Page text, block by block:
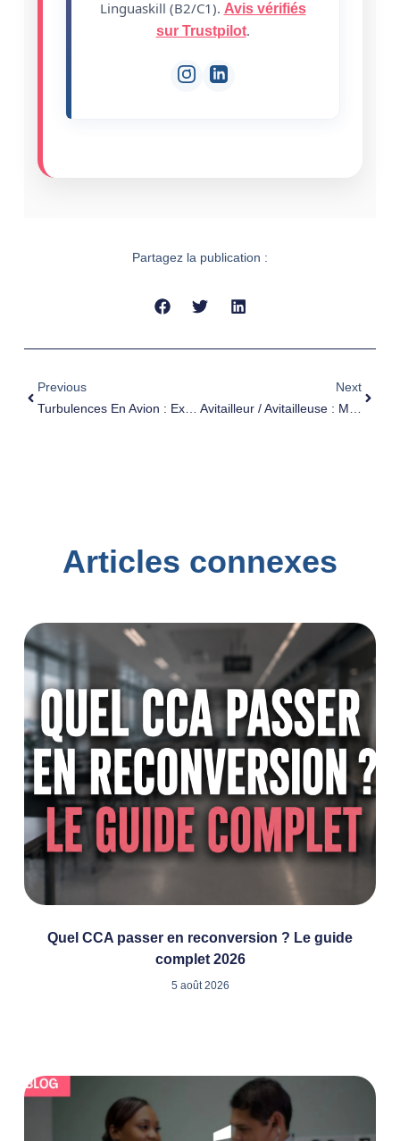
Linguaskill (B2/C1). Avis vérifiés
sur Trustpilot.
Partagez la publication :
Previous
Turbulences En Avion : Explications Simples Et Rassurantes
Next
Articles connexes
Quel CCA passer en reconversion ? Le guide
complet 2026
5 août 2026